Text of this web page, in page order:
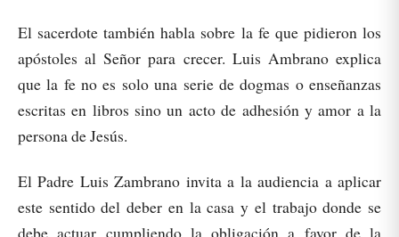
El sacerdote también habla sobre la fe que pidieron los
apóstoles al Señor para crecer. Luis Ambrano explica
que la fe no es solo una serie de dogmas o enseñanzas
escritas en libros sino un acto de adhesión y amor a la
persona de Jesús.
El Padre Luis Zambrano invita a la audiencia a aplicar
este sentido del deber en la casa y el trabajo donde se
debe actuar cumpliendo la obligación a favor de la